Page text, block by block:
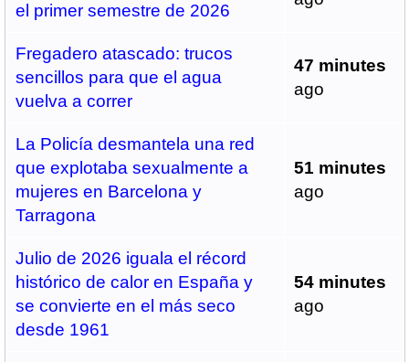
el primer semestre de 2026
Fregadero atascado: trucos
sencillos para que el agua
vuelva a correr
47 minutes
ago
La Policía desmantela una red
que explotaba sexualmente a
mujeres en Barcelona y
Tarragona
51 minutes
ago
Julio de 2026 iguala el récord
histórico de calor en España y
se convierte en el más seco
desde 1961
54 minutes
ago